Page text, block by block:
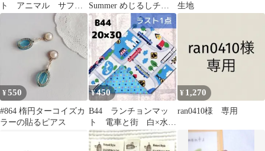
ト アニマル サファ
リ カラフル ドッ
ト ハンドメイド
Summer めじるしチャ
ームセット
生地
¥550
#864 楕円ターコイズカ
ラーの貼るピアス
¥450
B44 ランチョンマッ
ト 電車と街 白×水
色 星柄 給食 ナフ
キン ハンドメイド
¥ 1,270
ran0410様 専用